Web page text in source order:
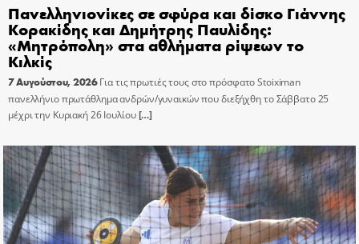
Πανελληνιονίκες σε σφύρα και δίσκο Γιάννης
Κορακίδης και Δημήτρης Παυλίδης:
«Μητρόπολη» στα αθλήματα ρίψεων το
Κιλκίς
7 Αυγούστου, 2026 Για τις πρωτιές τους στο πρόσφατο Stoiximan
πανελλήνιο πρωτάθλημα ανδρών/γυναικών που διεξήχθη το Σάββατο 25
μέχρι την Κυριακή 26 Ιουλίου[…]